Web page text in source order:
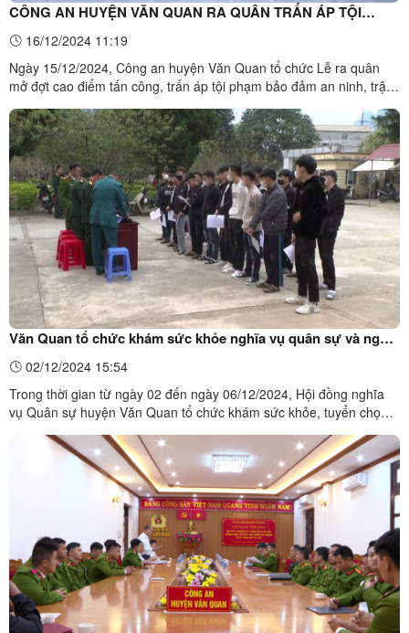
CÔNG AN HUYỆN VĂN QUAN RA QUÂN TRẤN ÁP TỘI
PHẠM ĐẢM BẢO AN NINH TRẬT TỰ
16/12/2024 11:19
Ngày 15/12/2024, Công an huyện Văn Quan tổ chức Lễ ra quân
mở đợt cao điểm tấn công, trấn áp tội phạm bảo đảm an ninh, trật
đồng chí Hoàng Văn Thuận, Phó Bí thư Huyện ủy, Chủ tịch UBND
huyện Văn Quan.Toàn cảnh Lễ ...
Văn Quan tổ chức khám sức khỏe nghĩa vụ quân sự và nghĩa
vụ Công an Nhân dân năm 2025
02/12/2024 15:54
Trong thời gian từ ngày 02 đến ngày 06/12/2024, Hội đồng nghĩa
vụ Quân sự huyện Văn Quan tổ chức khám sức khỏe, tuyển chọn
an Nhân dân năm 2025, tại Trung tâm Y tế huyện Văn Quan.Toàn
cảnh buổi khám tuyển nghĩa ...